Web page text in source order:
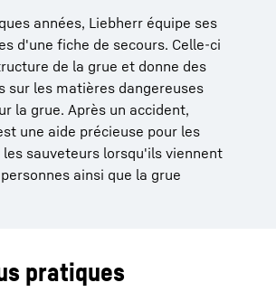
années, Liebherr équipe ses
d'une fiche de secours. Celle-ci
de la grue et donne des
sur les matières dangereuses
la grue. Après un accident,
une aide précieuse pour les
sauveteurs lorsqu'ils viennent
ainsi que la grue
pratiques